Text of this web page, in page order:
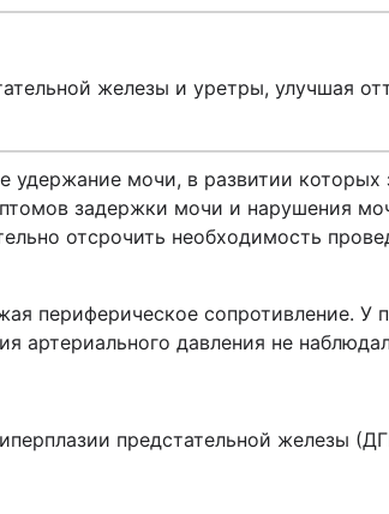
железы и уретры, улучшая
мочи, в развитии которых
задержки мочи и нарушения
отсрочить необходимость
периферическое сопротивление.
артериального давления не
предстательной железы